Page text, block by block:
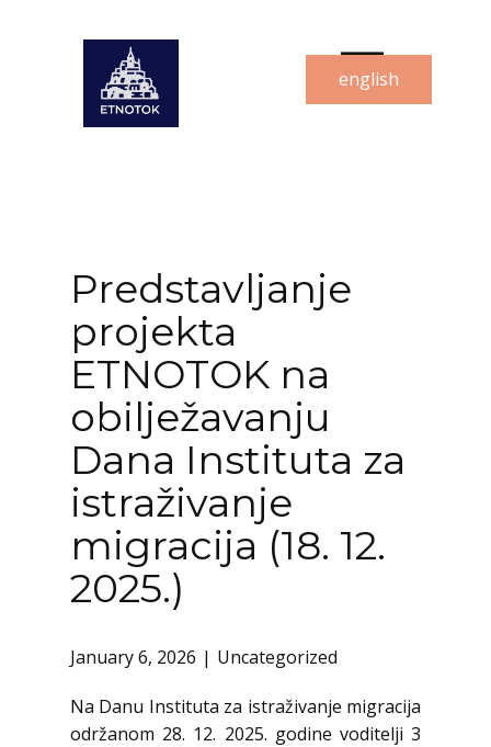
english
Predstavljanje
projekta
ETNOTOK na
obilježavanju
Dana Instituta za
istraživanje
migracija (18. 12.
2025.)
January 6, 2026 Uncategorized
Na Danu Instituta za istraživanje migracija
održanom 28. 12. 2025. godine voditelji 3